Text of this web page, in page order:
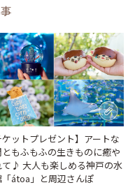
ケットプレゼント】アートな
ともふもふの生きものに癒や
て♪ 大人も楽しめる神戸の水
átoa」と周辺さんぽ